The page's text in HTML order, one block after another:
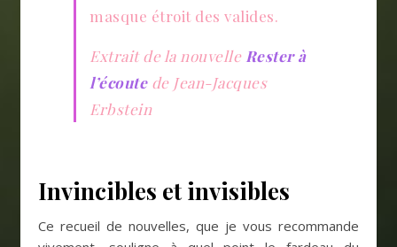
masque étroit des valides.
Extrait de la nouvelle Rester à
l’écoutede Jean-Jacques
Erbstein
Invincibles et invisibles
Ce recueil de nouvelles, que je vous recommande